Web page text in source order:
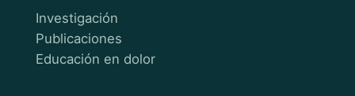
Investigación
Publicaciones
Educación en dolor